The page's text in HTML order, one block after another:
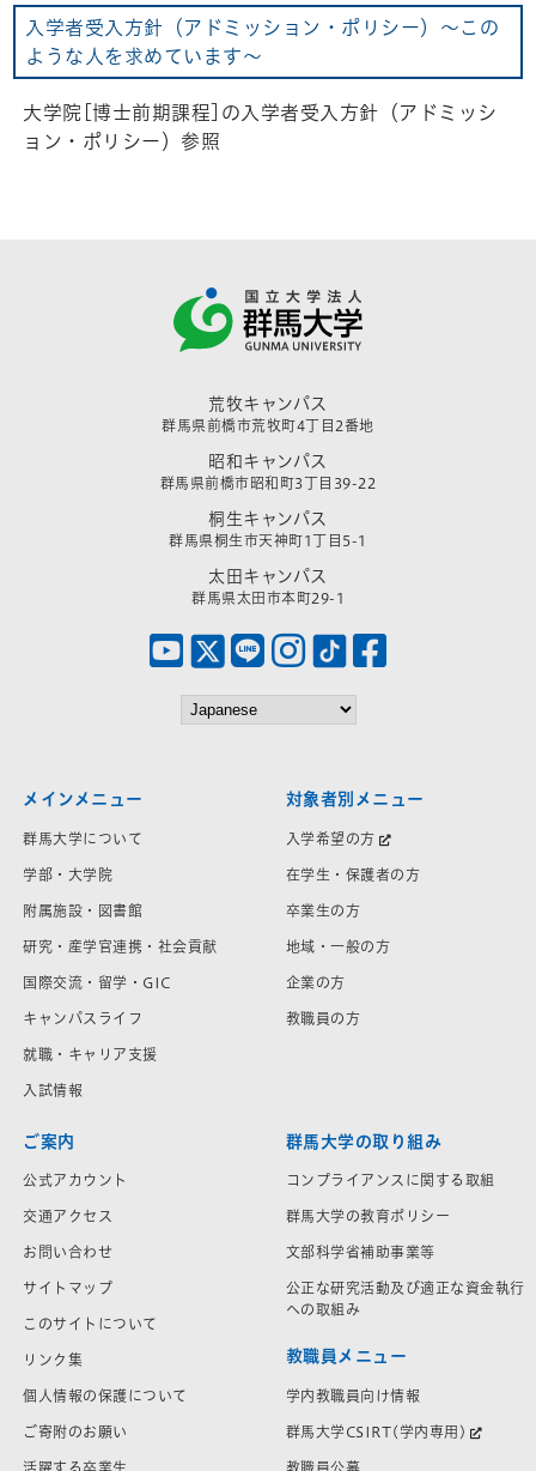
入学者受入方針（アドミッション・ポリシー）～この
ような人を求めています～
大学院[博士前期課程]の入学者受入方針（アドミッシ
ョン・ポリシー）参照
荒牧キャンパス
群馬県前橋市荒牧町4丁目2番地
昭和キャンパス
群馬県前橋市昭和町3丁目39-22
桐生キャンパス
群馬県桐生市天神町1丁目5-1
太田キャンパス
群馬県太田市本町29-1
メインメニュー
群馬大学について
学部・大学院
附属施設・図書館
研究・産学官連携・社会貢献
国際交流・留学・GIC
キャンパスライフ
就職・キャリア支援
入試情報
対象者別メニュー
入学希望の方
在学生・保護者の方
卒業生の方
地域・一般の方
企業の方
教職員の方
ご案内
公式アカウント
交通アクセス
お問い合わせ
サイトマップ
このサイトについて
リンク集
個人情報の保護について
ご寄附のお願い
活躍する卒業生
群馬大学の取り組み
コンプライアンスに関する取組
群馬大学の教育ポリシー
文部科学省補助事業等
公正な研究活動及び適正な資金執行
への取組み
教職員メニュー
学内教職員向け情報
群馬大学CSIRT(学内専用)
教職員公募